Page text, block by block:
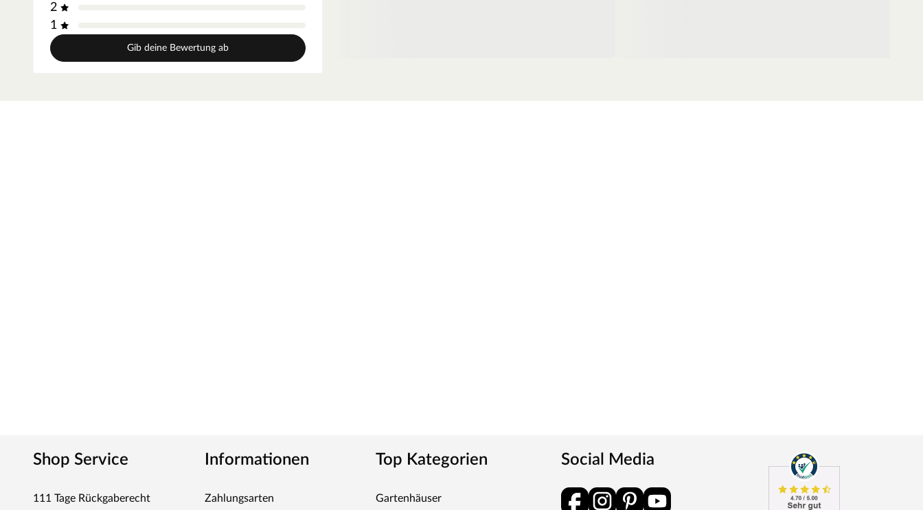
2
1
Gib deine Bewertung ab
Shop Service
111 Tage Rückgaberecht
Informationen
Zahlungsarten
Top Kategorien
Gartenhäuser
Social Media